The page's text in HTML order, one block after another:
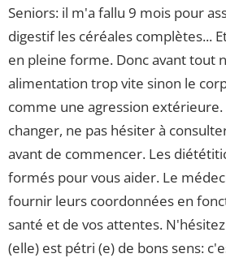
Seniors: il m'a fallu 9 mois pour
digestif les céréales complètes...
en pleine forme. Donc avant tout
alimentation trop vite sinon le
comme une agression extérieure.
changer, ne pas hésiter à
avant de commencer. Les
formés pour vous aider. Le
fournir leurs coordonnées en
santé et de vos attentes.
(elle) est pétri (e) de bons sens: